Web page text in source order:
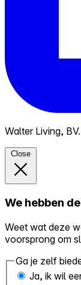
Walter Living,
Close
We hebben
Weet wat deze
voorsprong om
Ga je zelf
Ja, ik wil